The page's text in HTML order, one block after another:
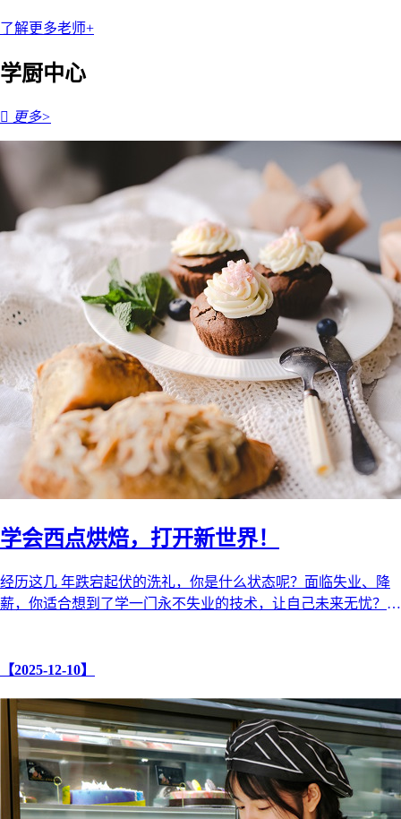
了解更多老师+
学厨中心
 更多>
学会西点烘焙，打开新世界！
经历这几 年跌宕起伏的洗礼，你是什么状态呢？面临失业、降
薪，你适合想到了学一门永不失业的技术，让自己未来无忧？
【2025-12-10】